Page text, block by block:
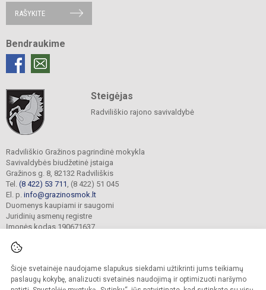
Šioje svetainėje naudojame slapukus siekdami užtikrinti jums teikiamų
paslaugų kokybę, analizuoti svetainės naudojimą ir optimizuoti naršymo
RAŠYKITE
Bendraukime
Steigėjas
Radviliškio rajono savivaldybė
Radviliškio Gražinos pagrindinė mokykla
Savivaldybės biudžetinė įstaiga
Gražinos g. 8, 82132 Radviliškis
Tel. (8 422) 53 711 , (8 422) 51 045
El. p. info@grazinosmok.lt
Duomenys kaupiami ir saugomi
Juridinių asmenų registre
Įmonės kodas 190671637
© 2022. Radviliškio Gražinos pagrindinė mokykla. Visos teisės saugomos.
Kopijuoti turinį be raštiško įstaigos administracijos sutikimo griežtai draudžiama.